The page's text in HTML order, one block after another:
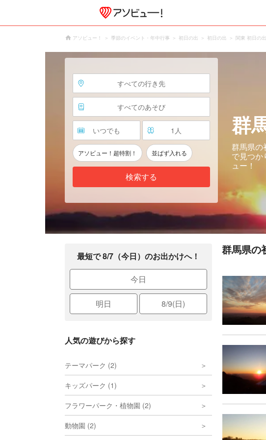
アソビュー！ 季節のイベント・年中行事 初日の出 初日の出 関東 初日の出
すべての行き先
すべてのあそび
いつでも 1 人
アソビュー！超特割！ 並ばず入れる
検索する
群
群馬県の
で見つ
ュー！
最短で 8/7（今日）のお出かけへ！
今日
明日 8/9(日)
人気の遊びから探す
テーマパーク (2)
キッズパーク (1)
フラワーパーク・植物園 (2)
動物園 (2)
群馬県の